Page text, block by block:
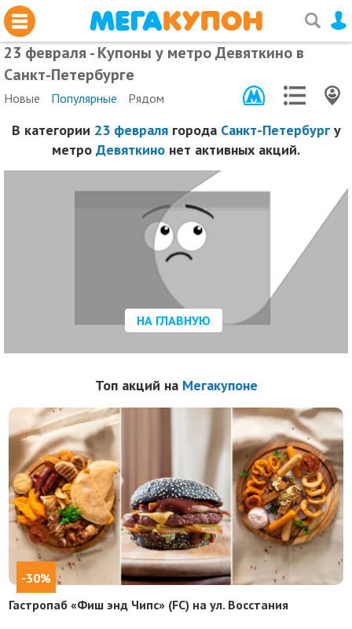
23 февраля - Купоны у метро Девяткино в
Санкт-Петербурге
Новые Популярные Рядом
В категории 23 февралягорода Санкт-Петербургу
метро Девяткино нет активных акций.
НА ГЛАВНУЮ
Топ акций на Мегакупоне
-30%
Гастропаб «Фиш энд Чипс» (FC) на ул. Восстания